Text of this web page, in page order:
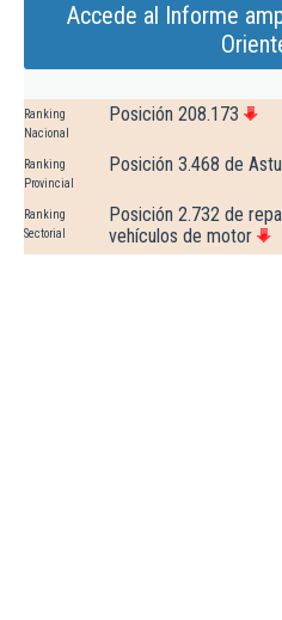
Accede al Informe
Ranking
Nacional
Posición 208.173
Ranking
Provincial
Posición 3.468 de
Ranking
Sectorial
Posición 2.732 de
vehículos de motor